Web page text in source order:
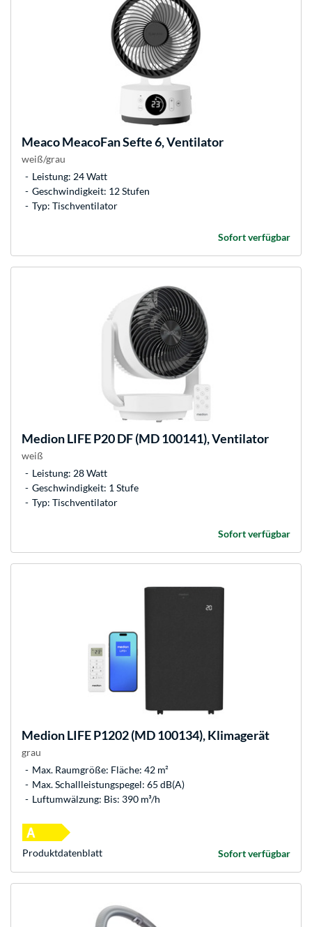
MeacoMeacoFan Sefte 6, Ventilator
weiß/grau
Leistung: 24 Watt
Geschwindigkeit: 12 Stufen
Typ: Tischventilator
Sofort verfügbar
MedionLIFE P20 DF (MD 100141), Ventilator
weiß
Leistung: 28 Watt
Geschwindigkeit: 1 Stufe
Typ: Tischventilator
Sofort verfügbar
MedionLIFE P1202 (MD 100134), Klimagerät
grau
Max. Raumgröße: Fläche: 42 m²
Max. Schallleistungspegel: 65 dB(A)
Luftumwälzung: Bis: 390 m³/h
Sofort verfügbar
Produkt­datenblatt